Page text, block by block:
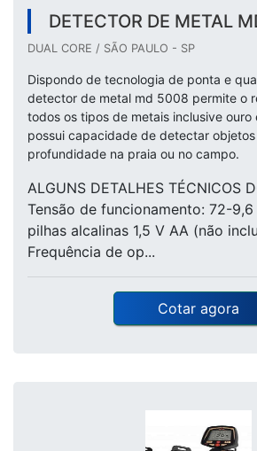
DETECTOR DE METAL
DUAL CORE / SÃO PAULO - SP
Dispondo de tecnologia de ponta e
detector de metal md 5008 permite o
todos os tipos de metais inclusive
possui capacidade de detectar
profundidade na praia ou no campo.
ALGUNS DETALHES TÉCNICOS
Tensão de funcionamento: 72-9,6
pilhas alcalinas 1,5 V AA (não
Frequência de op...
Cotar agora